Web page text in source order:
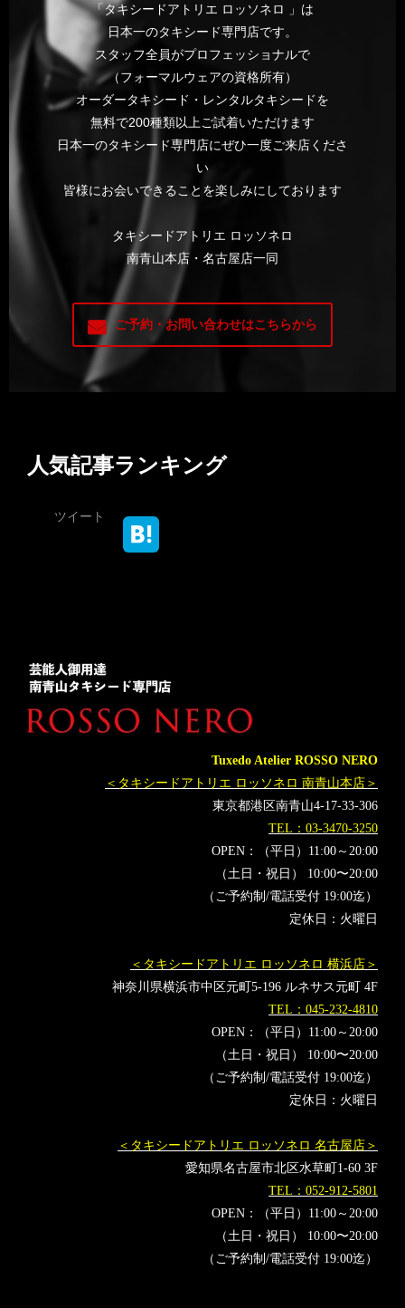
「タキシードアトリエ ロッソネロ 」は
日本一のタキシード専門店です。
スタッフ全員がプロフェッショナルで
（フォーマルウェアの資格所有）
オーダータキシード・レンタルタキシードを
無料で200種類以上ご試着いただけます
日本一のタキシード専門店にぜひ一度ご来店くださ
い
皆様にお会いできることを楽しみにしております
タキシードアトリエ ロッソネロ
南青山本店・名古屋店一同
ご予約・お問い合わせはこちらから
人気記事ランキング
ツイート
Tuxedo Atelier ROSSO NERO
＜タキシードアトリエ ロッソネロ 南青山本店＞
東京都港区南青山4-17-33-306
TEL：03-3470-3250
OPEN：（平日）11:00～20:00
（土日・祝日） 10:00〜20:00
（ご予約制/電話受付 19:00迄）
定休日：火曜日
＜タキシードアトリエ ロッソネロ 横浜店＞
神奈川県横浜市中区元町5-196 ルネサス元町 4F
TEL：045-232-4810
OPEN：（平日）11:00～20:00
（土日・祝日） 10:00〜20:00
（ご予約制/電話受付 19:00迄）
定休日：火曜日
＜タキシードアトリエ ロッソネロ 名古屋店＞
愛知県名古屋市北区水草町1-60 3F
TEL：052-912-5801
OPEN：（平日）11:00～20:00
（土日・祝日） 10:00〜20:00
（ご予約制/電話受付 19:00迄）